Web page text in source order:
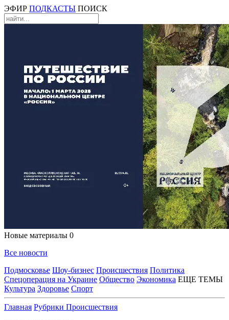
ЭФИР ПОДКАСТЫ ПОИСК
Новые материалы 0
Все новости
Подмосковье Шоу-бизнес Происшествия Политика
Спецоперация на Украине Общество Экономика ЕЩЕ ТЕМЫ
Культура Здоровье Спорт
Главная Рубрики Происшествия